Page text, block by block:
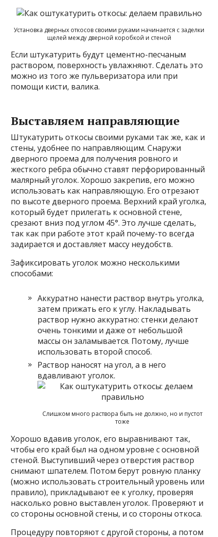
Установка дверных откосов своими руками начинается с заделки
щелей между дверной коробкой и стеной
Если штукатурить будут цементно-песчаным
раствором, поверхность увлажняют. Сделать это
можно из того же пульверизатора или при
помощи кисти, валика.
Выставляем направляющие
Штукатурить откосы своими руками так же, как и
стены, удобнее по направляющим. Снаружи
дверного проема для получения ровного и
жесткого ребра обычно ставят перфорированный
малярный уголок. Хорошо закрепив, его можно
использовать как направляющую. Его отрезают
по высоте дверного проема. Верхний край уголка,
который будет прилегать к основной стене,
срезают вниз под углом 45°. Это лучше сделать,
так как при работе этот край почему-то всегда
задирается и доставляет массу неудобств.
Зафиксировать уголок можно несколькими
способами:
Аккуратно нанести раствор внутрь уголка,
затем прижать его к углу. Накладывать
раствор нужно аккуратно: стенки делают
очень тонкими и даже от небольшой
массы он заламывается. Потому, лучше
использовать второй способ.
Раствор наносят на угол, а в него
вдавливают уголок.
Слишком много раствора быть не должно, но и пустот
тоже
Хорошо вдавив уголок, его выравнивают так,
чтобы его край был на одном уровне с основной
стеной. Выступивший через отверстия раствор
снимают шпателем. Потом берут ровную планку
(можно использовать строительный уровень или
правило), прикладывают ее к уголку, проверяя
насколько ровно выставлен уголок. Проверяют и
со стороны основной стены, и со стороны откоса.
Процедуру повторяют с другой стороны, а потом